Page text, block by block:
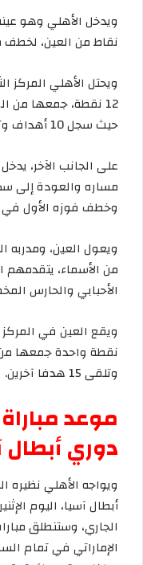
ويدخل الأهلي وهو
نقاطمن العين، لخطف
ويحتل الأهلي المركز
12 نقطة،جمعها من
حيثسجل أهداف
على الجانب الآخر، يدخل
مساره والعودةإلى
وخطف فوزه الأول في
ويعول العين، ومدربه
من الأسماء، يتقدمهم
الأحبابي والحارس
ويقع العين في المركز
نقطة واحدةجمعها
وتلقى
هدفا آخرين.
موعدمباراة
دوريأبطال
ويواجه الأهلينظيره
أبطالآسيا، اليوم
الجاري، وستنطلق
الإماراتي فيتمام